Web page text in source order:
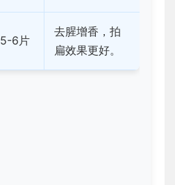
5-6片
去腥增香，拍
扁效果更好。